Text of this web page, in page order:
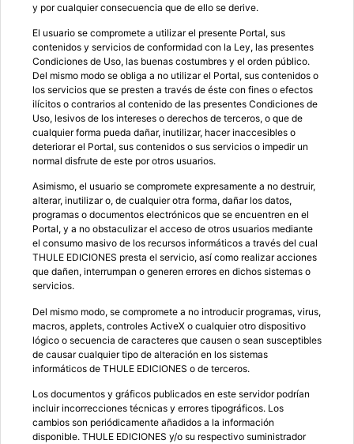
y por cualquier consecuencia que de ello se derive.
El usuario se compromete a utilizar el presente Portal, sus
contenidos y servicios de conformidad con la Ley, las presentes
Condiciones de Uso, las buenas costumbres y el orden público.
Del mismo modo se obliga a no utilizar el Portal, sus contenidos o
los servicios que se presten a través de éste con fines o efectos
ilícitos o contrarios al contenido de las presentes Condiciones de
Uso, lesivos de los intereses o derechos de terceros, o que de
cualquier forma pueda dañar, inutilizar, hacer inaccesibles o
deteriorar el Portal, sus contenidos o sus servicios o impedir un
normal disfrute de este por otros usuarios.
Asimismo, el usuario se compromete expresamente a no destruir,
alterar, inutilizar o, de cualquier otra forma, dañar los datos,
programas o documentos electrónicos que se encuentren en el
Portal, y a no obstaculizar el acceso de otros usuarios mediante
el consumo masivo de los recursos informáticos a través del cual
THULE EDICIONES presta el servicio, así como realizar acciones
que dañen, interrumpan o generen errores en dichos sistemas o
servicios.
Del mismo modo, se compromete a no introducir programas, virus,
macros, applets, controles ActiveX o cualquier otro dispositivo
lógico o secuencia de caracteres que causen o sean susceptibles
de causar cualquier tipo de alteración en los sistemas
informáticos de THULE EDICIONES o de terceros.
Los documentos y gráficos publicados en este servidor podrían
incluir incorrecciones técnicas y errores tipográficos. Los
cambios son periódicamente añadidos a la información
disponible. THULE EDICIONES y/o su respectivo suministrador